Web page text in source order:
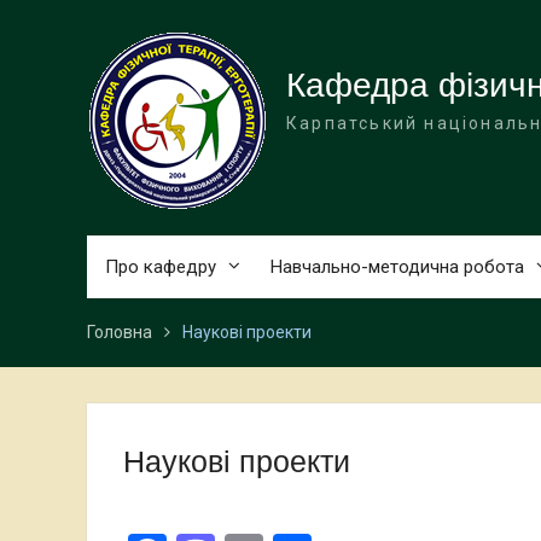
Кафедра
Карпатський
Про кафедру Навчально-методична робота
Головна Наукові проекти
Наукові проекти